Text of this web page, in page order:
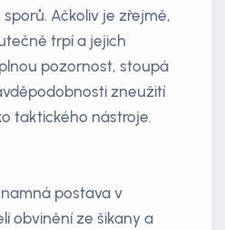
Ačkoliv je zřejmě,
trpí a jejich
pozornost, stoupá
zneužití
taktického nástroje.
postava v
obvinění ze šikany a